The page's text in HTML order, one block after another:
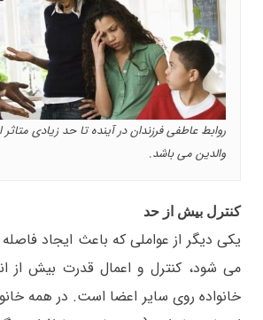
روابط عاطفی فرزندان در آینده تا حد زیادی متاثر
والدین می باشد.
کنترل بیش از حد
یکی دیگر از عواملی که باعث ایجاد
می شود، کنترل و اعمال قدرت بیش از
خانواده روی سایر اعضا است. در همه